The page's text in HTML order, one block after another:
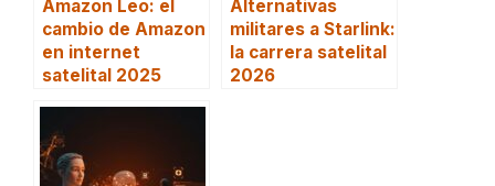
Amazon Leo: el
cambio de Amazon
en internet
satelital 2025
Alternativas
militares a Starlink:
la carrera satelital
2026